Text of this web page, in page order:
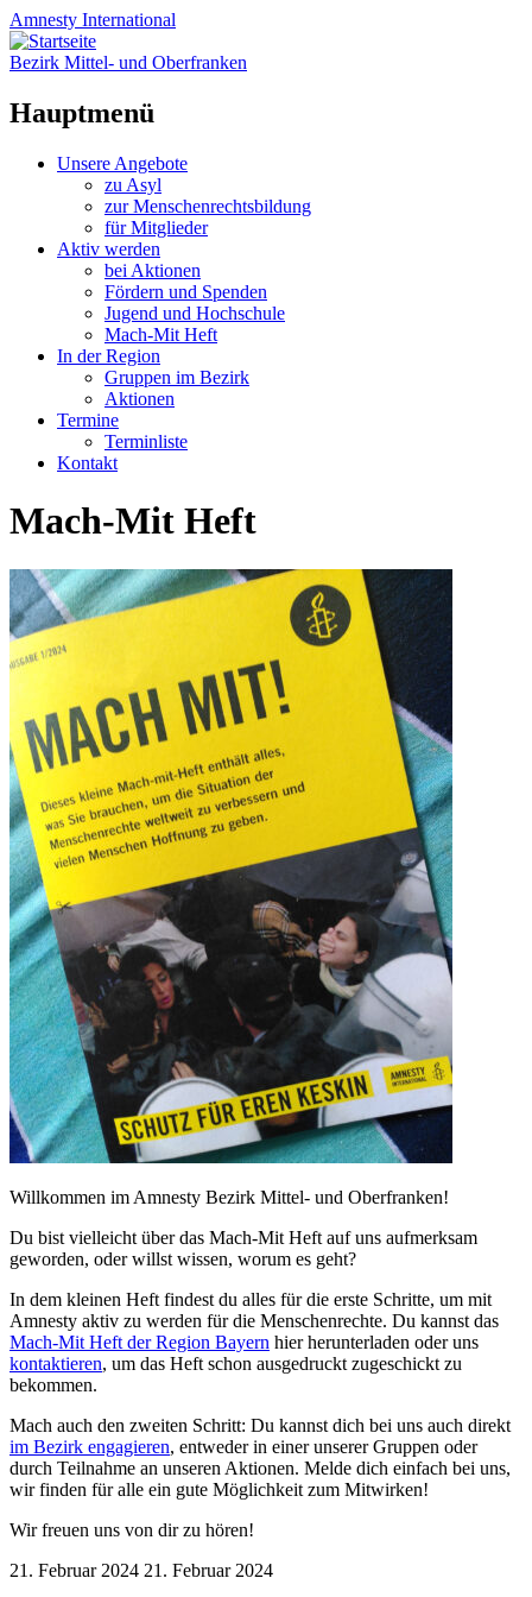
Amnesty International
Bezirk Mittel- und Oberfranken
Hauptmenü
Zum
Unsere Angebote
zu Asyl
zur Menschenrechtsbildung
für Mitglieder
Aktiv werden
bei Aktionen
Fördern und Spenden
Jugend und Hochschule
Mach-Mit Heft
In der Region
Gruppen im Bezirk
Aktionen
Termine
Terminliste
Kontakt
Mach-Mit Heft
Willkommen im Amnesty Bezirk Mittel- und Oberfranken!
Du bist vielleicht über das Mach-Mit Heft auf uns aufmerksam
geworden, oder willst wissen, worum es geht?
In dem kleinen Heft findest du alles für die erste Schritte, um mit
Amnesty aktiv zu werden für die Menschenrechte. Du kannst das
Mach-Mit Heft der Region Bayern hier herunterladen oder uns
kontaktieren, um das Heft schon ausgedruckt zugeschickt zu
bekommen.
Mach auch den zweiten Schritt: Du kannst dich bei uns auch direkt
im Bezirk engagieren, entweder in einer unserer Gruppen oder
durch Teilnahme an unseren Aktionen. Melde dich einfach bei uns,
wir finden für alle ein gute Möglichkeit zum Mitwirken!
Wir freuen uns von dir zu hören!
21. Februar 2024 21. Februar 2024